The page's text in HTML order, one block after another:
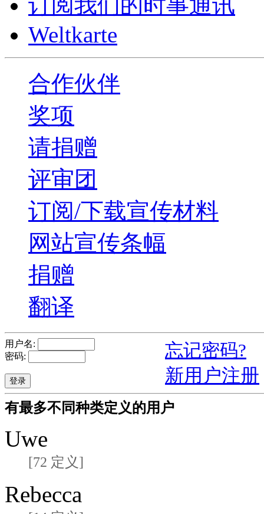
Weltkarte
合作伙伴
奖项
请捐赠
评审团
订阅/下载宣传材料
网站宣传条幅
捐赠
翻译
用户名:
密码:
忘记密码?
新用户注册
有最多不同种类定义的用户
Uwe
[72 定义]
Rebecca